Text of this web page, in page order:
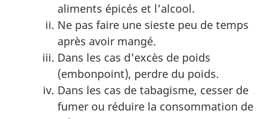
aliments épicés et l'alcool.
Ne pas faire une sieste peu de temps
après avoir mangé.
Dans les cas d'excès de poids
(embonpoint), perdre du poids.
Dans les cas de tabagisme, cesser de
fumer ou réduire la consommation de